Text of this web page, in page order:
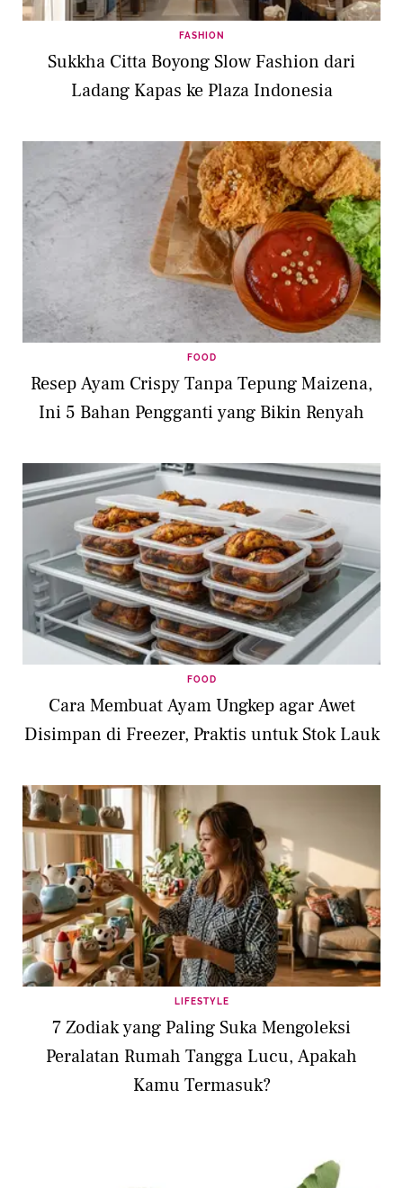
FASHION
Sukkha Citta Boyong Slow Fashion dari
Ladang Kapas ke Plaza Indonesia
FOOD
Resep Ayam Crispy Tanpa Tepung Maizena,
Ini 5 Bahan Pengganti yang Bikin Renyah
FOOD
Cara Membuat Ayam Ungkep agar Awet
Disimpan di Freezer, Praktis untuk Stok Lauk
LIFESTYLE
7 Zodiak yang Paling Suka Mengoleksi
Peralatan Rumah Tangga Lucu, Apakah
Kamu Termasuk?